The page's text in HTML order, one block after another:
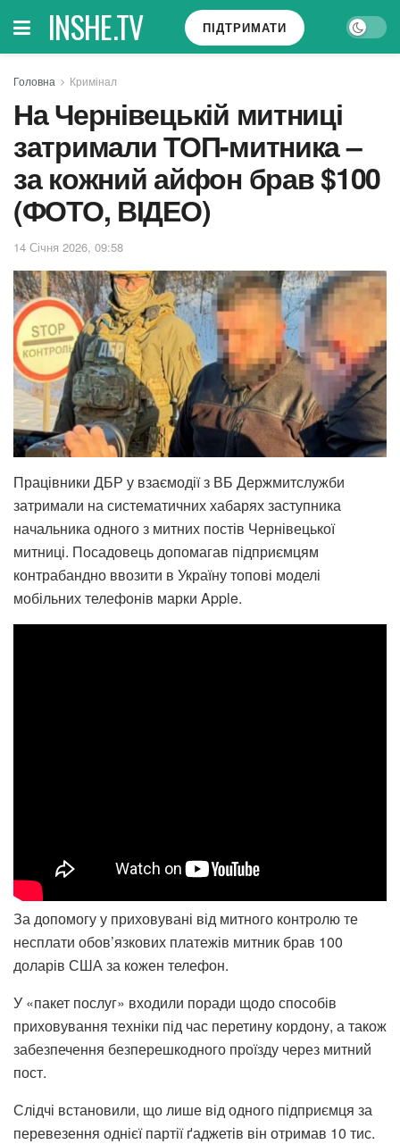
INSHE.TV ПІДТРИМАТИ
Головна Кримінал
На Чернівецькій митниці
затримали ТОП-митника –
за кожний айфон брав $100
(ФОТО, ВІДЕО)
14 Січня 2026, 09:58
Працівники ДБР у взаємодії з ВБ Держмитслужби
затримали на систематичних хабарях заступника
начальника одного з митних постів Чернівецької
митниці. Посадовець допомагав підприємцям
контрабандно ввозити в Україну топові моделі
мобільних телефонів марки Apple.
За допомогу у приховувані від митного контролю те
несплати обов’язкових платежів митник брав 100
доларів США за кожен телефон.
У «пакет послуг» входили поради щодо способів
приховування техніки під час перетину кордону, а також
забезпечення безперешкодного проїзду через митний
пост.
Слідчі встановили, що лише від одного підприємця за
перевезення однієї партії ґаджетів він отримав 10 тис.